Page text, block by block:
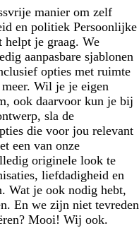
manier om zelf
en politiek Persoonlijke
helpt je graag. We
aanpasbare sjablonen
opties met ruimte
Wil je je eigen
ook daarvoor kun je bij
sla de
die voor jou relevant
een van onze
originele look te
liefdadigheid en
Wat je ook nodig hebt,
En we zijn niet tevreden
Mooi! Wij ook.